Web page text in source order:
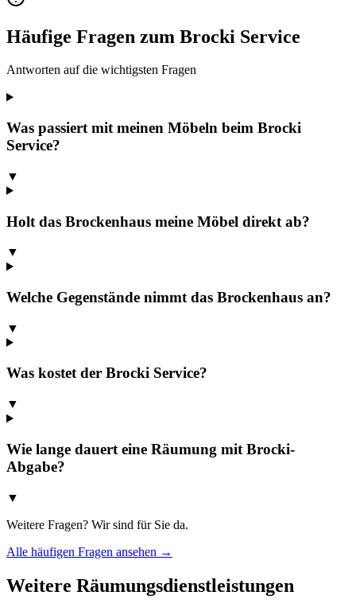
Häufige Fragen zum Brocki Service
Antworten auf die wichtigsten Fragen
Was passiert mit meinen Möbeln beim Brocki
Service?
▼
Holt das Brockenhaus meine Möbel direkt ab?
▼
Welche Gegenstände nimmt das Brockenhaus an?
▼
Was kostet der Brocki Service?
▼
Wie lange dauert eine Räumung mit Brocki-
Abgabe?
▼
Weitere Fragen? Wir sind für Sie da.
Alle häufigen Fragen ansehen →
Weitere Räumungsdienstleistungen